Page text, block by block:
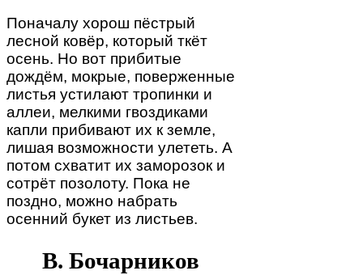
Поначалу хорош пёстрый
лесной ковёр, который ткёт
осень. Но вот прибитые
дождём, мокрые, поверженные
листья устилают тропинки и
аллеи, мелкими гвоздиками
капли прибивают их к земле,
лишая возможности улететь. А
потом схватит их заморозок и
сотрёт позолоту. Пока не
поздно, можно набрать
осенний букет из листьев.
В. Бочарников